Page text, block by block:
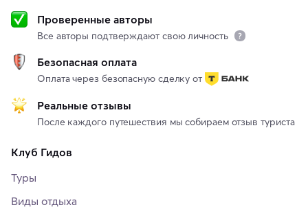
Проверенные авторы
Все авторы подтверждают свою личность
Безопасная оплата
Оплата через безопасную сделку от
Реальные отзывы
После каждого путешествия мы собираем отзыв туриста
Клуб Гидов
Туры
Виды отдыха